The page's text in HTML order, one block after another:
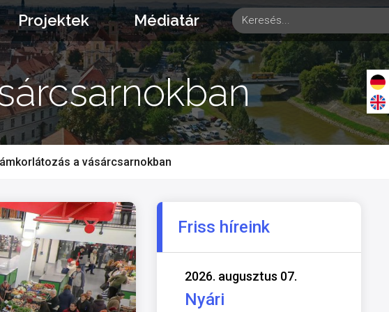
Projektek Médiatár
a vásárcsarnokban
Friss híreink
2026. augusztus 07.
Nyári